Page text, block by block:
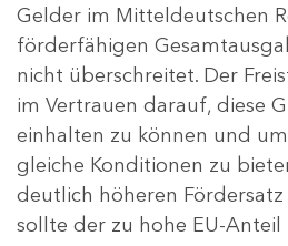
Gelder im Mitteldeutschen
förderfähigen
nicht überschreitet. Der
im Vertrauen darauf, diese
einhalten zu können und
gleiche Konditionen zu
deutlich höheren
sollte der zu hohe EU-